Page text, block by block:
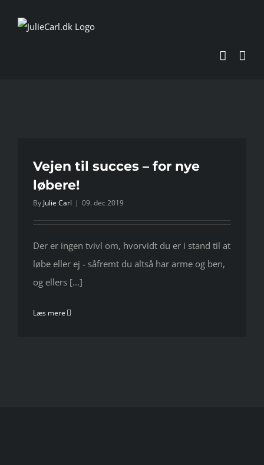
Vejen til succes – for nye
løbere!
By Julie Carl | 09. dec 2019
Der er ingen tvivl om, hvorvidt du er i stand til at
løbe eller ej - såfremt du altså har arme og ben,
og ellers [...]
Læs mere